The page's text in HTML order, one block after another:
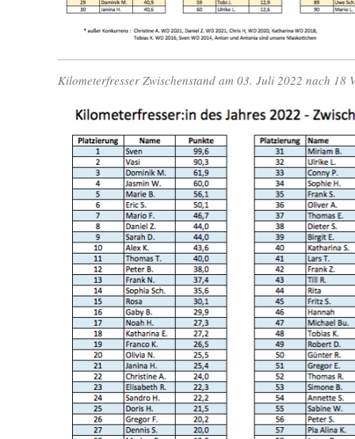
Kilometerfresser Zwischenstand am 03. Juli 2022 nach 18